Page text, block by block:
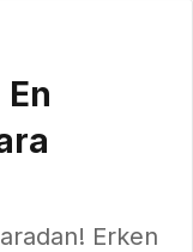
Erken